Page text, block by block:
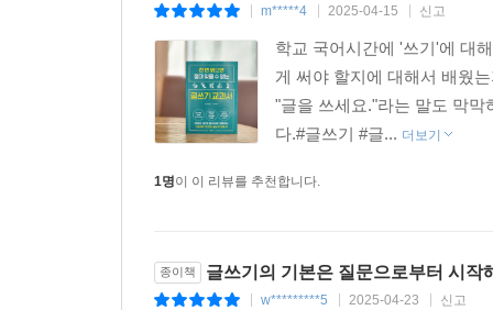
m*****4 2025-04-15 신고
학교 국어시간에 '쓰기'에 대
게 써야 할지에 대해서 배웠
"글을 쓰세요."라는 말도 막
다.#글쓰기 #글... 더보기
1명이 이 리뷰를 추천합니다.
종이책 글쓰기의 기본은 질문으로부터 시작
w*********5 2025-04-23 신고